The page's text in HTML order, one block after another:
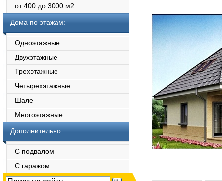
от 400 до 3000 м2
Дома по этажам:
Одноэтажные
Двухэтажные
Трехэтажные
Четырехэтажные
Шале
Многоэтажные
Дополнительно:
С подвалом
С гаражом